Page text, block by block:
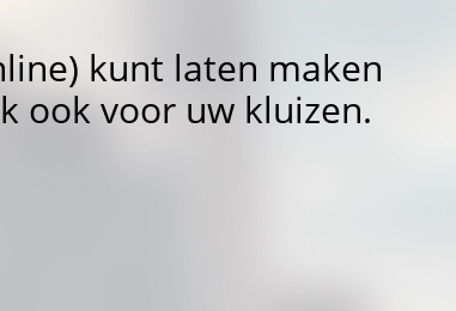
kunt laten maken
ook voor uw kluizen.